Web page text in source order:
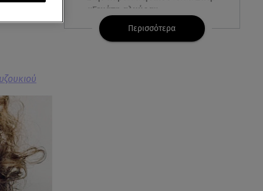
«Γεμάτη αλμύρα»
06.08.26 , 22:10
Περισσότερα
με το